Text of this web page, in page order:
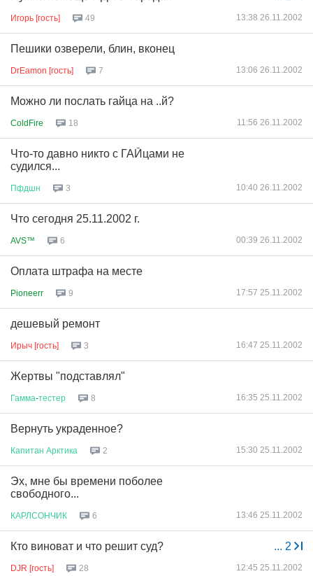
Игорь [гость] 49 13:38 26.11.2002
Пешики озверели, блин, вконец
DrEamon [гость] 7 13:06 26.11.2002
Можно ли послать гайца на ..й?
ColdFire 18 11:56 26.11.2002
Что-то давно никто с ГАЙцами не
судился...
Пфдшн 3 10:40 26.11.2002
Что сегодня 25.11.2002 г.
AVS™ 6 00:39 26.11.2002
Оплата штрафа на месте
Pioneerr 9 17:57 25.11.2002
дешевый ремонт
Ирыч [гость] 3 16:47 25.11.2002
Жертвы "подставлял"
Гамма-тестер 8 16:35 25.11.2002
Вернуть украденное?
Капитан Арктика 2 15:30 25.11.2002
Эх, мне бы времени поболее
свободного...
КАРЛСОНЧИК 6 13:46 25.11.2002
... 2
Кто виноват и что решит суд?
DJR [гость] 28 12:45 25.11.2002